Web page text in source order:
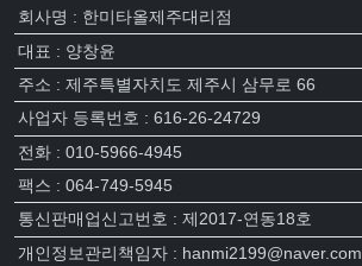
회사명 : 한미타올제주대리점
대표 : 양창윤
주소 : 제주특별자치도 제주시 삼무로 66
사업자 등록번호 : 616-26-24729
전화 : 010-5966-4945
팩스 : 064-749-5945
통신판매업신고번호 : 제2017-연동18호
개인정보관리책임자 : hanmi2199@naver.com